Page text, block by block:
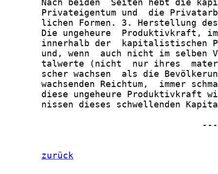
zurück